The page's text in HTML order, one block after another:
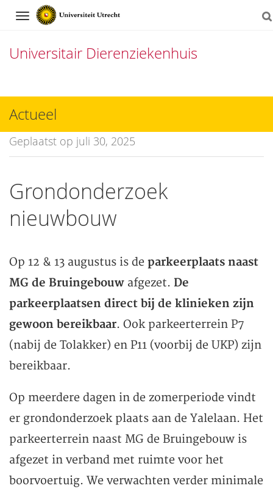
Navigation
Universitair Dierenziekenhuis
naar
inhoud
Actueel
Geplaatst op juli 30, 2025
Grondonderzoek
nieuwbouw
Op 12 & 13 augustus is de parkeerplaats naast
MG de Bruingebouw afgezet. De
parkeerplaatsen direct bij de klinieken zijn
gewoon bereikbaar. Ook parkeerterrein P7
(nabij de Tolakker) en P11 (voorbij de UKP) zijn
bereikbaar.
Op meerdere dagen in de zomerperiode vindt
er grondonderzoek plaats aan de Yalelaan. Het
parkeerterrein naast MG de Bruingebouw is
afgezet in verband met ruimte voor het
boorvoertuig. We verwachten verder minimale